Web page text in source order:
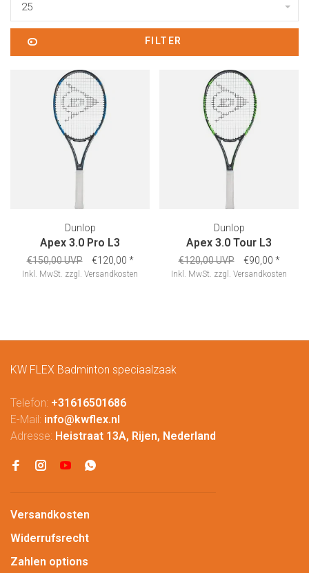
25
FILTER
Dunlop
Apex 3.0 Pro L3
€150,00 UVP €120,00 *
Inkl. MwSt. zzgl. Versandkosten
Dunlop
Apex 3.0 Tour L3
€120,00 UVP €90,00 *
Inkl. MwSt. zzgl. Versandkosten
KW FLEX Badminton speciaalzaak
Telefon: +31616501686
E-Mail: info@kwflex.nl
Adresse: Heistraat 13A, Rijen, Nederland
Versandkosten
Widerrufsrecht
Zahlen options